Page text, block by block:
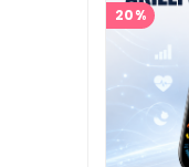
20%